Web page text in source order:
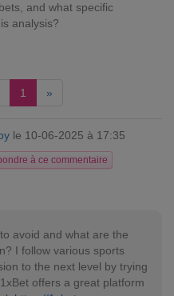
and what specific
analysis?
1 »
le 10-06-2025 à 17:35
à ce commentaire
avoid and what are the
I follow various sports
to the next level by trying
offers a great platform